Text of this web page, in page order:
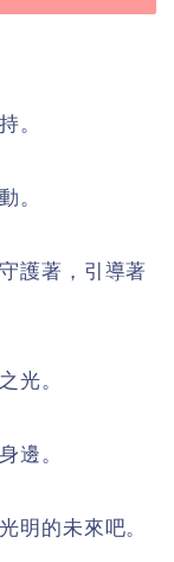
。
。
護著，引導著
光。
邊。
明的未來吧。